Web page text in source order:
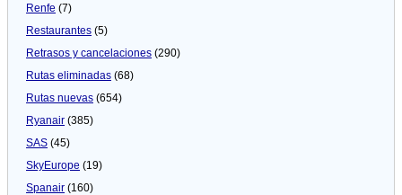
Renfe (7)
Restaurantes (5)
Retrasos y cancelaciones (290)
Rutas eliminadas (68)
Rutas nuevas (654)
Ryanair (385)
SAS (45)
SkyEurope (19)
Spanair (160)